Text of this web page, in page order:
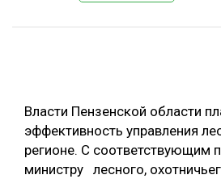
ПРОИЗВОДСТВО ДРЕВЕСНЫХ ПЛИТ
ЦБП
ПОДБОРКИ СТАТЕЙ
Власти Пензенской области
эффективность управления
регионе. С соответствующим
министру лесного,